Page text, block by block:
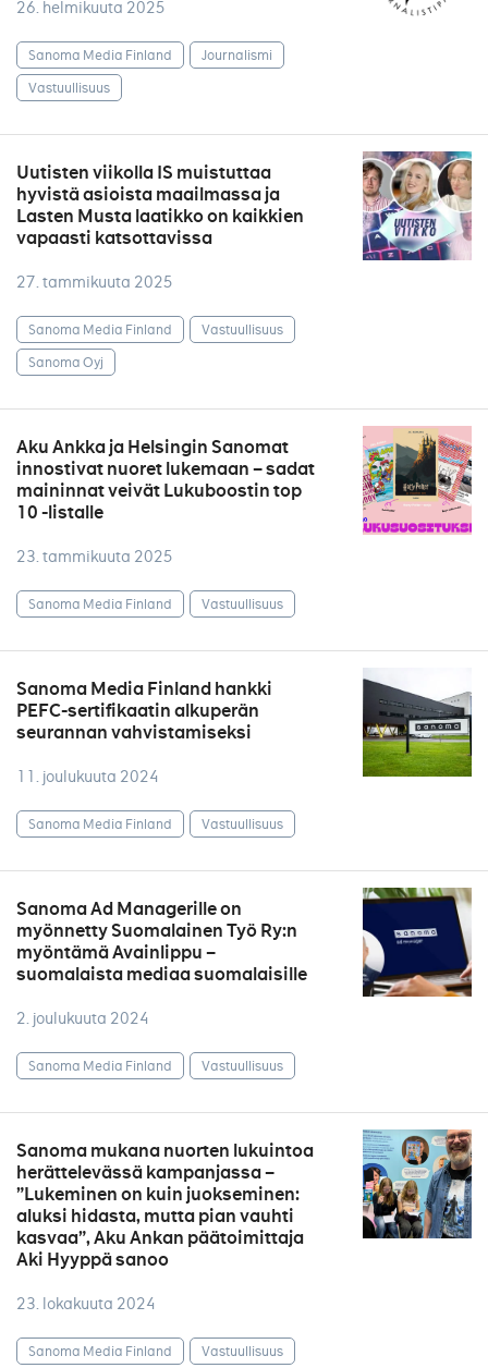
26. helmikuuta 2025
Sanoma Media Finland
Journalismi
Vastuullisuus
Uutisten viikolla IS muistuttaa
hyvistä asioista maailmassa ja
Lasten Musta laatikko on kaikkien
vapaasti katsottavissa
27. tammikuuta 2025
Sanoma Media Finland
Vastuullisuus
Sanoma Oyj
Aku Ankka ja Helsingin Sanomat
innostivat nuoret lukemaan – sadat
maininnat veivät Lukuboostin top
10 -listalle
23. tammikuuta 2025
Sanoma Media Finland Vastuullisuus
Sanoma Media Finland hankki
PEFC-sertifikaatin alkuperän
seurannan vahvistamiseksi
11. joulukuuta 2024
Sanoma Media Finland Vastuullisuus
Sanoma Ad Managerille on
myönnetty Suomalainen Työ Ry:n
myöntämä Avainlippu –
suomalaista mediaa suomalaisille
2. joulukuuta 2024
Sanoma Media Finland Vastuullisuus
Sanoma mukana nuorten lukuintoa
herättelevässä kampanjassa –
”Lukeminen on kuin juokseminen:
aluksi hidasta, mutta pian vauhti
kasvaa”, Aku Ankan päätoimittaja
Aki Hyyppä sanoo
23. lokakuuta 2024
Sanoma Media Finland Vastuullisuus